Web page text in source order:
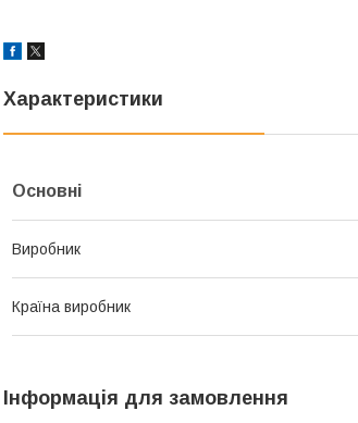
Характеристики
Основні
Виробник
Країна виробник
Інформація для замовлення